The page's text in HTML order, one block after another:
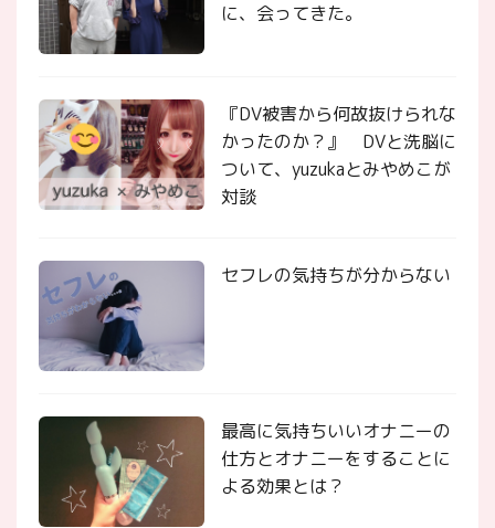
に、会ってきた。
『DV被害から何故抜けられな
かったのか？』 DVと洗脳に
ついて、yuzukaとみやめこが
対談
セフレの気持ちが分からない
最高に気持ちいいオナニーの
仕方とオナニーをすることに
よる効果とは？